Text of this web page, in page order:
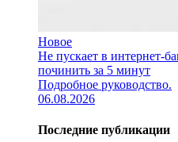
Новое
Не пускает в интернет-
починить за 5 минут
Подробное руководство.
06.08.2026
Последние публикации